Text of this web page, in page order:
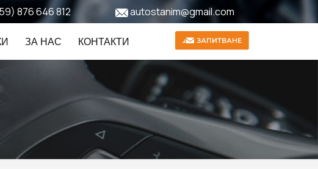
876 646 812 autostanim@gmail.com
ЗА НАС КОНТАКТИ